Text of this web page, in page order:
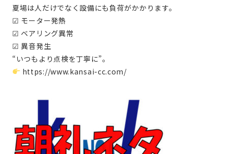
夏場は人だけでなく設備にも負荷がかかります。
☑ モーター発熱
☑ ベアリング異常
☑ 異音発生
“いつもより点検を丁寧に”。
https://www.kansai-cc.com/